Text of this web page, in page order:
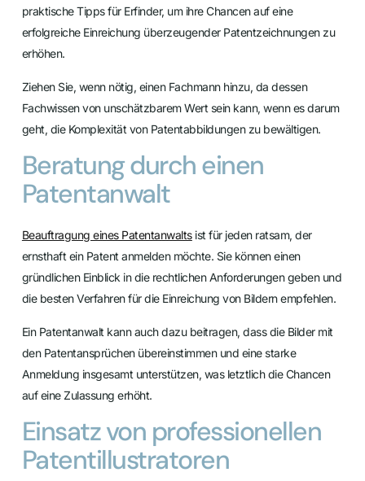
praktische Tipps für Erfinder, um ihre Chancen auf eine
erfolgreiche Einreichung überzeugender Patentzeichnungen zu
erhöhen.
Ziehen Sie, wenn nötig, einen Fachmann hinzu, da dessen
Fachwissen von unschätzbarem Wert sein kann, wenn es darum
geht, die Komplexität von Patentabbildungen zu bewältigen.
Beratung durch einen
Patentanwalt
Beauftragung eines Patentanwaltsist für jeden ratsam, der
ernsthaft ein Patent anmelden möchte. Sie können einen
gründlichen Einblick in die rechtlichen Anforderungen geben und
die besten Verfahren für die Einreichung von Bildern empfehlen.
Ein Patentanwalt kann auch dazu beitragen, dass die Bilder mit
den Patentansprüchen übereinstimmen und eine starke
Anmeldung insgesamt unterstützen, was letztlich die Chancen
auf eine Zulassung erhöht.
Einsatz von professionellen
Patentillustratoren